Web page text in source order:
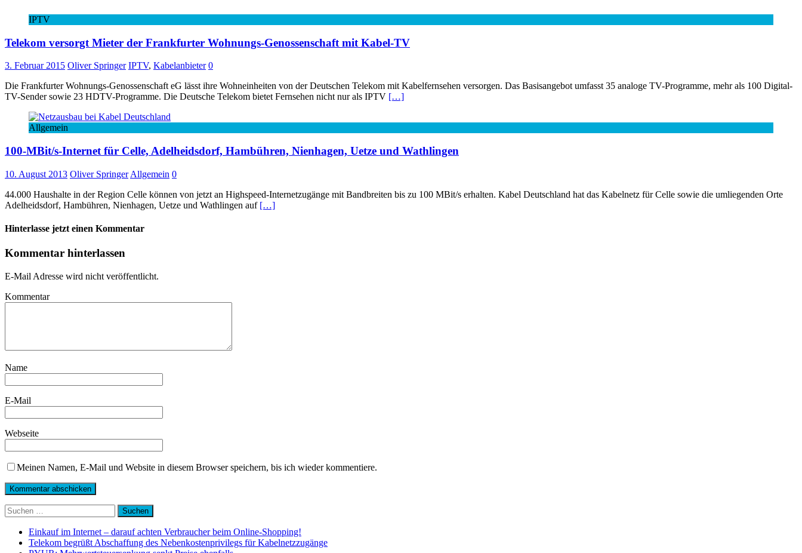
IPTV
Telekom versorgt Mieter der Frankfurter Wohnungs-Genossenschaft mit Kabel-TV
3. Februar 2015 Oliver Springer IPTV, Kabelanbieter 0
Die Frankfurter Wohnungs-Genossenschaft eG lässt ihre Wohneinheiten von der Deutschen Telekom mit Kabelfernsehen versorgen. Das Basisangebot umfasst 35 analoge TV-Programme, mehr als 100 Digital-
TV-Sender sowie 23 HDTV-Programme. Die Deutsche Telekom bietet Fernsehen nicht nur als IPTV […]
Allgemein
100-MBit/s-Internet für Celle, Adelheidsdorf, Hambühren, Nienhagen, Uetze und Wathlingen
10. August 2013 Oliver Springer Allgemein 0
44.000 Haushalte in der Region Celle können von jetzt an Highspeed-Internetzugänge mit Bandbreiten bis zu 100 MBit/s erhalten. Kabel Deutschland hat das Kabelnetz für Celle sowie die umliegenden Orte
Adelheidsdorf, Hambühren, Nienhagen, Uetze und Wathlingen auf […]
Hinterlasse jetzt einen Kommentar
Kommentar hinterlassen
E-Mail Adresse wird nicht veröffentlicht.
Kommentar
Name
E-Mail
Webseite
Meinen Namen, E-Mail und Website in diesem Browser speichern, bis ich wieder kommentiere.
Suchen
nach:
Einkauf im Internet – darauf achten Verbraucher beim Online-Shopping!
Telekom begrüßt Abschaffung des Nebenkostenprivilegs für Kabelnetzzugänge